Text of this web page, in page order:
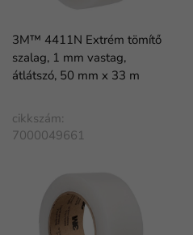
3M™ 4411N Extrém tömítő
szalag, 1 mm vastag,
átlátszó, 50 mm x 33 m
cikkszám:
7000049661